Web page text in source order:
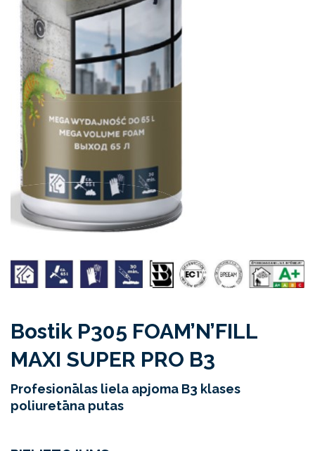
Bostik P305 FOAM’N’FILL
MAXI SUPER PRO B3
Profesionālas liela apjoma B3 klases
poliuretāna putas